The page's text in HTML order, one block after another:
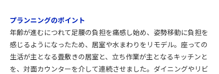
プランニングのポイント
年齢が進むにつれて足腰の負担を痛感し始め、姿勢移動に負担を
感じるようになったため、居室や水まわりをリモデル。座っての
生活が主となる畳敷きの居室と、立ち作業が主となるキッチンと
を、対面カウンターを介して連続させました。ダイニングやリビ